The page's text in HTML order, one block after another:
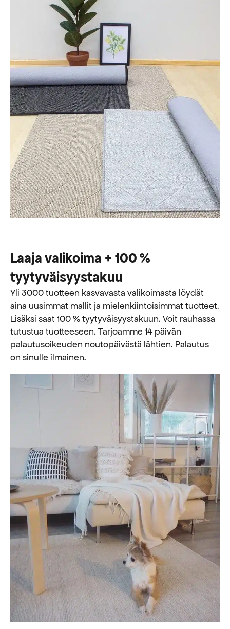
Laaja valikoima + 100 %
tyytyväisyystakuu
Yli 3000 tuotteen kasvavasta valikoimasta löydät
aina uusimmat mallit ja mielenkiintoisimmat tuotteet.
Lisäksi saat 100 % tyytyväisyystakuun. Voit rauhassa
tutustua tuotteeseen. Tarjoamme 14 päivän
palautusoikeuden noutopäivästä lähtien. Palautus
on sinulle ilmainen.